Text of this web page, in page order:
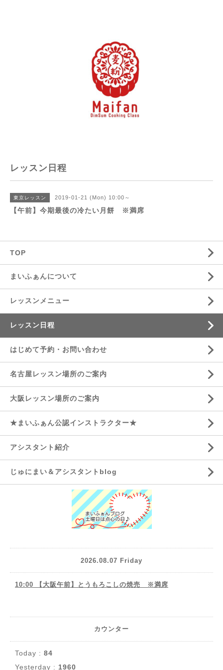
レッスン日程
東京レッスン 2019-01-21 (Mon) 10:00～
【午前】今期最後の冷たい月餅 ※満席
TOP
まいふぁんについて
レッスンメニュー
レッスン日程
はじめて予約・お問い合わせ
名古屋レッスン場所のご案内
大阪レッスン場所のご案内
★まいふぁん公認インストラクター★
アシスタント紹介
じゅにまい＆アシスタントblog
2026.08.07 Friday
10:00 【大阪午前】とうもろこしの焼売 ※満席
カウンター
Today : 84
Yesterday : 1960